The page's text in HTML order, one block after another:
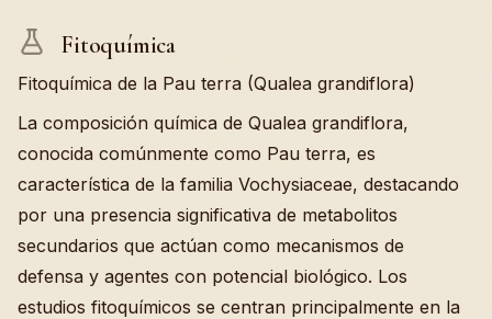
Fitoquímica
Fitoquímica de la Pau terra (Qualea grandiflora)
La composición química de Qualea grandiflora,
conocida comúnmente como Pau terra, es
característica de la familia Vochysiaceae, destacando
por una presencia significativa de metabolitos
secundarios que actúan como mecanismos de
defensa y agentes con potencial biológico. Los
estudios fitoquímicos se centran principalmente en la